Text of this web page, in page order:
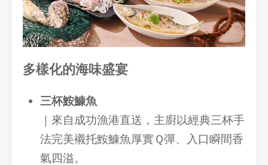
多樣化的海味盛宴
三杯鮟鱇魚
｜來自成功漁港直送，主廚以經典三杯手
法完美襯托鮟鱇魚厚實Ｑ彈、入口瞬間香
氣四溢。